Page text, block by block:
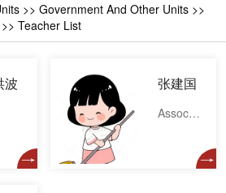
>> Government And Other Units >>
Teacher List
波 张建国
Associate professor